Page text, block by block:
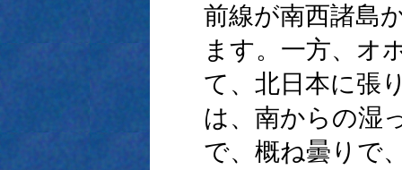
前線が南西諸島
ます。一方、オ
て、北日本に張
は、南からの湿
で、概ね曇りで